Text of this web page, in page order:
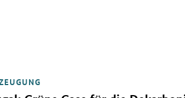
des portugiesischen